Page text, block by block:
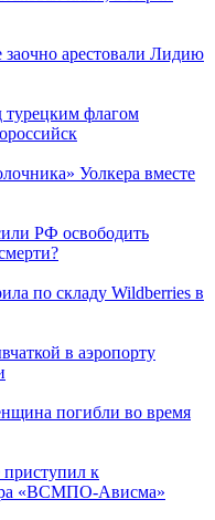
заочно арестовали Лидию
турецким флагом
Уолкера вместе
РФ освободить
по складу Wildberries в
в аэропорту
погибли во время
к
«ВСМПО-Ависма»